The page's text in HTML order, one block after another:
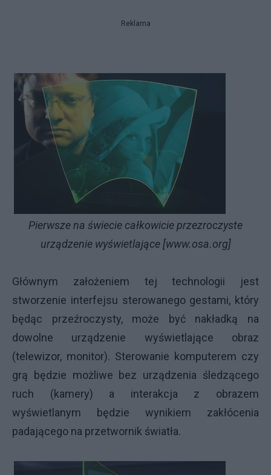
Reklama
Pierwsze na świecie całkowicie przezroczyste
urządzenie wyświetlające [www.osa.org]
Głównym założeniem tej technologii jest
stworzenie interfejsu sterowanego gestami, który
będąc przeźroczysty, może być nakładką na
dowolne urządzenie wyświetlające obraz
(telewizor, monitor). Sterowanie komputerem czy
grą będzie możliwe bez urządzenia śledzącego
ruch (kamery) a interakcja z obrazem
wyświetlanym będzie wynikiem zakłócenia
padającego na przetwornik światła.